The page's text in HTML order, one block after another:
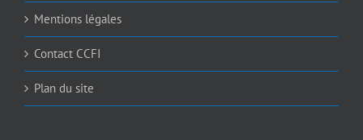
Mentions légales
Contact CCFI
Plan du site